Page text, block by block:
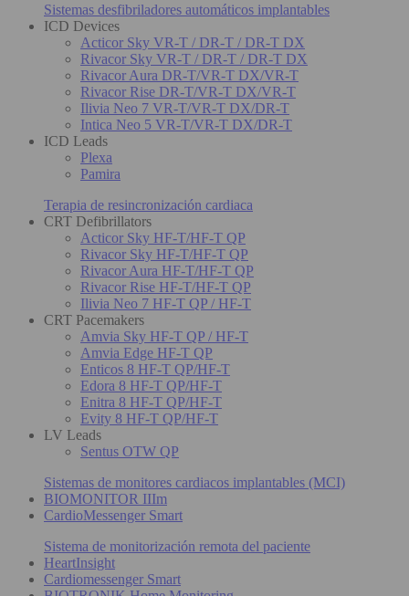
Sistemas desfibriladores automáticos implantables
ICD Devices
Acticor Sky VR-T / DR-T / DR-T DX
Rivacor Sky VR-T / DR-T / DR-T DX
Rivacor Aura DR-T/VR-T DX/VR-T
Rivacor Rise DR-T/VR-T DX/VR-T
Ilivia Neo 7 VR-T/VR-T DX/DR-T
Intica Neo 5 VR-T/VR-T DX/DR-T
ICD Leads
Plexa
Pamira
Terapia de resincronización cardiaca
CRT Defibrillators
Acticor Sky HF-T/HF-T QP
Rivacor Sky HF-T/HF-T QP
Rivacor Aura HF-T/HF-T QP
Rivacor Rise HF-T/HF-T QP
Ilivia Neo 7 HF-T QP / HF-T
CRT Pacemakers
Amvia Sky HF-T QP / HF-T
Amvia Edge HF-T QP
Enticos 8 HF-T QP/HF-T
Edora 8 HF-T QP/HF-T
Enitra 8 HF-T QP/HF-T
Evity 8 HF-T QP/HF-T
LV Leads
Sentus OTW QP
Sistemas de monitores cardiacos implantables (MCI)
BIOMONITOR IIIm
CardioMessenger Smart
Sistema de monitorización remota del paciente
HeartInsight
Cardiomessenger Smart